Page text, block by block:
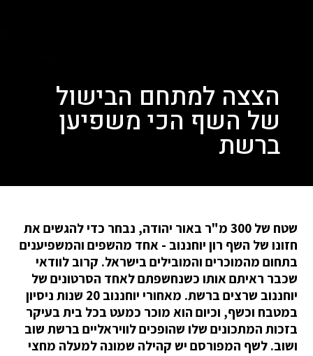
הצצה למתחם הבישול
של השף הכי משפיען
ברשת
שטח של 300 מ"ר באור יהודה, נבחר כדי להגשים את
חזונו של השף רון יוחננוב - אחד מהשפים והמשפיענים
בתחום מהמוכרים והמובילים בישראל. קרוב לוודאי
שכבר ראיתם אותו כשנחשפתם לאחד הסרטונים של
יוחננוב שרצים ברשת. מאחורי יוחננוב 20 שנות ניסיון
במטבח וכשף, וכיום הוא מוכר כמעט בכל בית בעיקר
בזכות המתכונים שלו שהופכים לוויראליים ברשת שוב
ושוב. לשף המפורסם יש קהילה שמונה למעלה מחצי